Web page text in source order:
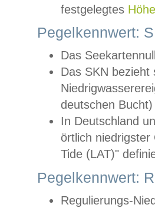
festgelegtes
Pegelkennwert:
Das
Das SKN
deutschen
In Deutschland
örtlich
Tide (LAT)"
Pegelkennwert:
Regulierungs-